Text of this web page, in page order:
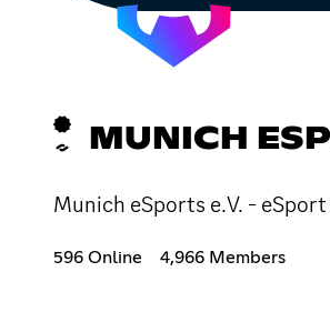
MUNICH
Munich eSports e.V. -
596 Online 4,966 Members